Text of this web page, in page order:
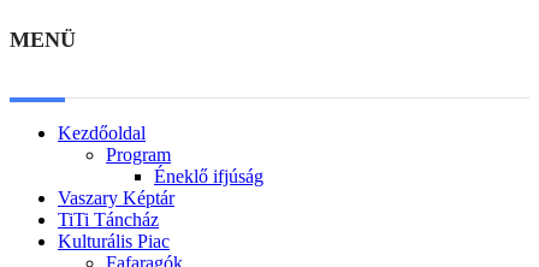
MENÜ
Kezdőoldal
Program
Éneklő ifjúság
Vaszary Képtár
TiTi Táncház
Kulturális Piac